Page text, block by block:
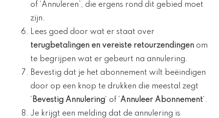
of ‘Annuleren’, die ergens rond dit gebied moet
zijn.
Lees goed door wat er staat over
terugbetalingen en vereiste retourzendingen om
te begrijpen wat er gebeurt na annulering.
Bevestig dat je het abonnement wilt beëindigen
door op een knop te drukken die meestal zegt
Bevestig Annulering ‘ of ‘ Annuleer Abonnement ‘.
Je krijgt een melding dat de annulering is